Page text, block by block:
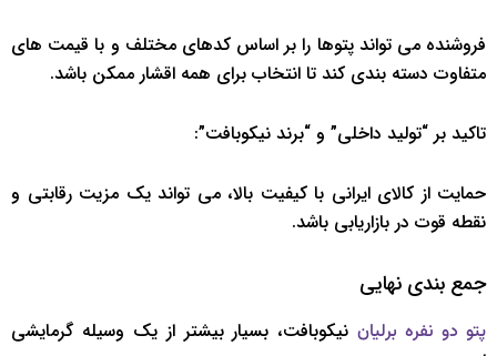
فروشنده می تواند پتوها را بر اساس کدهای مختلف و با قیمت های
متفاوت دسته بندی کند تا انتخاب برای همه اقشار ممکن باشد.
تاکید بر “تولید داخلی” و “برند نیکوبافت”:
حمایت از کالای ایرانی با کیفیت بالا، می تواند یک مزیت رقابتی و
نقطه قوت در بازاریابی باشد.
جمع بندی نهایی
پتو دو نفره برلیاننیکوبافت، بسیار بیشتر از یک وسیله گرمایشی